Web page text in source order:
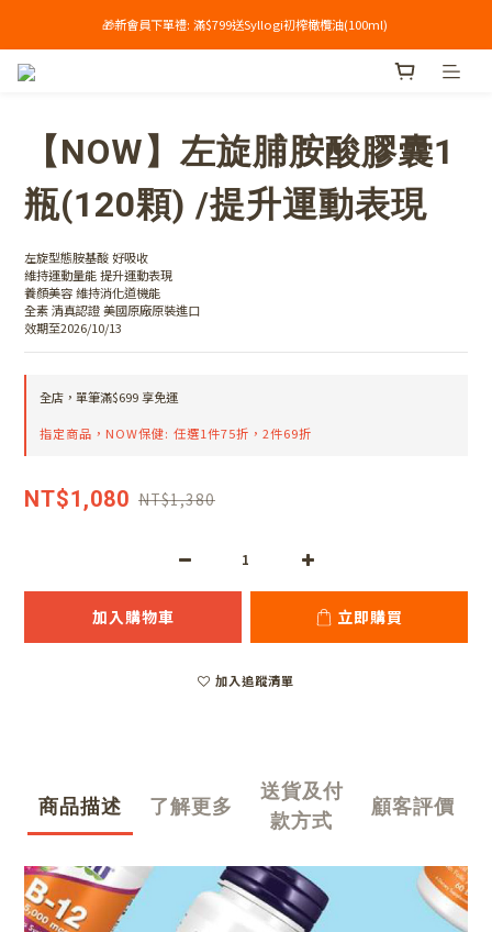
單筆滿$699享免運🔥
🎁新會員下單禮: 滿$799送Syllogi初榨橄欖油(100ml)
【NOW】左旋脯胺酸膠囊1
瓶(120顆) /提升運動表現
左旋型態胺基酸 好吸收
維持運動量能 提升運動表現
養顏美容 維持消化道機能
全素 清真認證 美國原廠原裝進口
效期至2026/10/13
全店，單筆滿$699 享免運
指定商品，NOW保健: 任選1件75折，2件69折
NT$1,080 NT$1,380
加入購物車 立即購買
加入追蹤清單
商品描述 了解更多
送貨及付
款方式
顧客評價